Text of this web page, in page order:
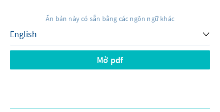
Ấn bản này có sẵn bằng các ngôn ngữ khác
Mở pdf